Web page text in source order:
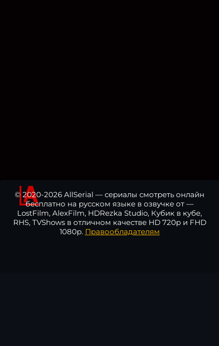
© 2020-2026 AllSerial — сериалы смотреть онлайн
бесплатно на русском языке в озвучке от —
LostFilm, AlexFilm, HDRezka Studio, Кубик в кубе,
RHS, TVShows в отличном качестве HD 720p и FHD
1080p. Правообладателям